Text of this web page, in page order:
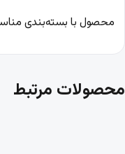
محصول با بسته‌بندی
محصولات مرتبط